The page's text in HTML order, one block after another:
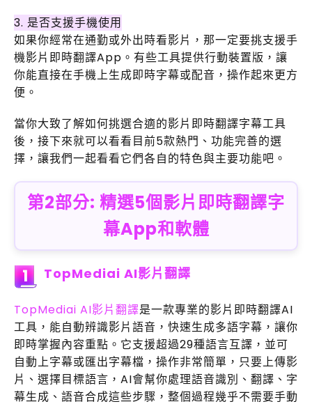
3. 是否支援手機使用
如果你經常在通勤或外出時看影片，那一定要挑支援手
機影片即時翻譯App。有些工具提供行動裝置版，讓
你能直接在手機上生成即時字幕或配音，操作起來更方
便。
當你大致了解如何挑選合適的影片即時翻譯字幕工具
後，接下來就可以看看目前5款熱門、功能完善的選
擇，讓我們一起看看它們各自的特色與主要功能吧。
第2部分: 精選5個影片即時翻譯字
幕App和軟體
1 TopMediai AI影片翻譯
TopMediai AI影片翻譯是一款專業的影片即時翻譯AI
工具，能自動辨識影片語音，快速生成多語字幕，讓你
即時掌握內容重點。它支援超過29種語言互譯，並可
自動上字幕或匯出字幕檔，操作非常簡單，只要上傳影
片、選擇目標語言，AI會幫你處理語音識別、翻譯、字
幕生成、語音合成這些步驟，整個過程幾乎不需要手動